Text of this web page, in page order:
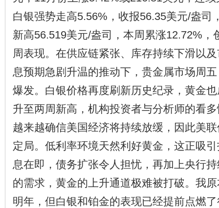
白银强势走高5.56%，收报56.35美元/盎司
新高56.519美元/盎司，本周累涨12.72%，
周表现。在供应链紧张、库存持续下滑以
息预期急剧升温的推动下，贵金属市场周
爆发。白银价格再度刷新历史纪录，黄金
升至两周新高，机构投资者与分析师的看
越来越确信美国经济将持续放缓，因此美
定局。低利率环境天然利好黄金，这正吸
息在即，债务扩张令人担忧，再加上央行
的需求，黄金的上升通道极难被打破。我
明年，但白银和铂金的表现已经提前点燃